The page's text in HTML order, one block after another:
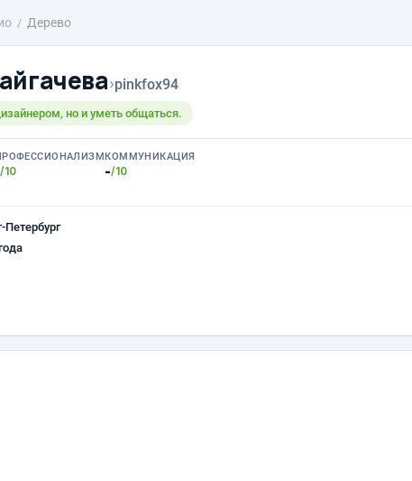
Дерево
›pinkfox94
но и уметь общаться.
/10
КОММУНИКАЦИЯ
-/10
Петербург